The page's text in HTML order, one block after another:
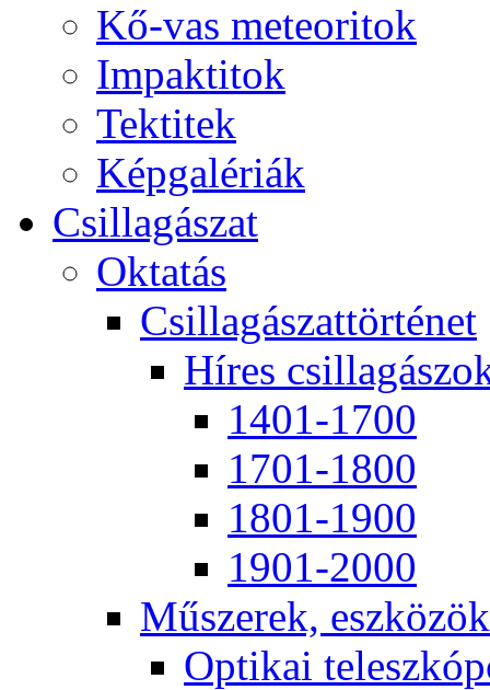
Kő-vas me­te­o­ri­tok
Imp­ak­ti­tok
Tek­ti­tek
Kép­ga­lé­ri­ák
Csil­la­gá­szat
Ok­ta­tás
Csil­la­gá­szat­tör­té­net
Hí­res
1401-1700
1701-1800
1801-1900
1901-2000
Mű­sze­rek, esz­kö­zök
Op­ti­kai